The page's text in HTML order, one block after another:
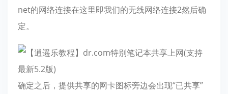
net的网络连接在这里即我们的无线网络连接2然后确
定。
确定之后，提供共享的网卡图标旁边会出现“已共享”